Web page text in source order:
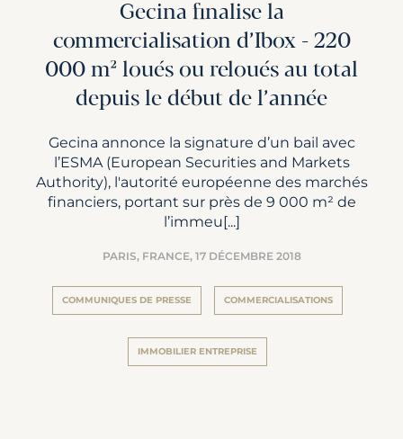
Gecina finalise la
commercialisation d’Ibox - 220
000 m² loués ou reloués au total
depuis le début de l’année
Gecina annonce la signature d’un bail avec
l’ESMA (European Securities and Markets
Authority), l'autorité européenne des marchés
financiers, portant sur près de 9 000 m² de
l’immeu[...]
PARIS, FRANCE, 17 DÉCEMBRE 2018
COMMUNIQUES DE PRESSE COMMERCIALISATIONS
IMMOBILIER ENTREPRISE